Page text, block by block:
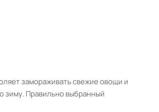
замораживать свежие овощи и
зиму. Правильно выбранный